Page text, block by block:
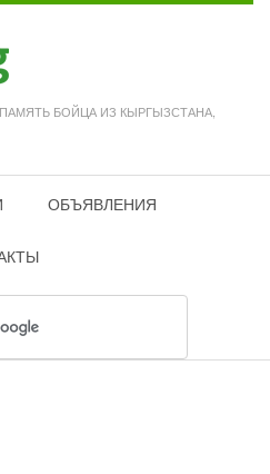
БОЙЦА ИЗ КЫРГЫЗСТАНА,
ОБЪЯВЛЕНИЯ